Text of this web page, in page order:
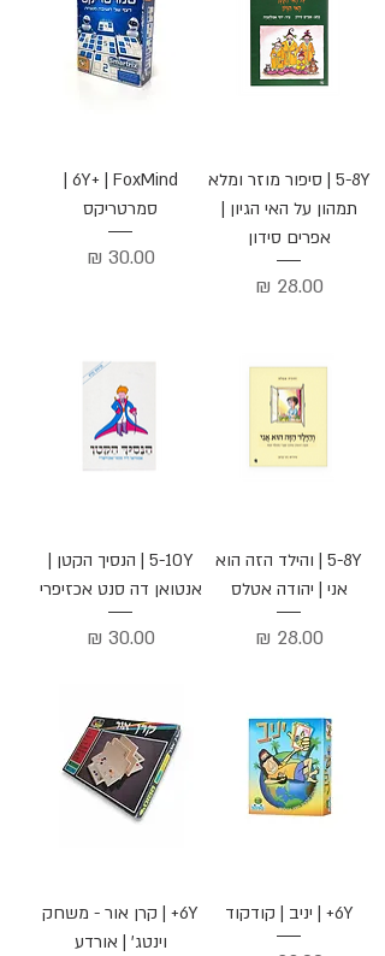
5-8Y | סיפור מוזר ומלא
תמהון על האי הגיון |
אפרים סידון
מחיר
6Y+ | FoxMind |
סמרטריקס
מחיר
5-8Y | והילד הזה הוא
אני | יהודה אטלס
מחיר
5-10Y | הנסיך הקטן |
אנטואן דה סנט אכזיפרי
מחיר
6Y+ | יניב | קודקוד
6Y+ | קרן אור - משחק
וינטג' | אורדע